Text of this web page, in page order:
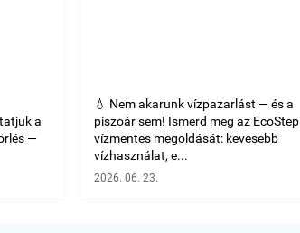
a
—
💧 Nem akarunk vízpazarlást — és a
piszoár sem! Ismerd meg az EcoStep
vízmentes megoldását: kevesebb
vízhasználat, e...
2026. 06. 23.